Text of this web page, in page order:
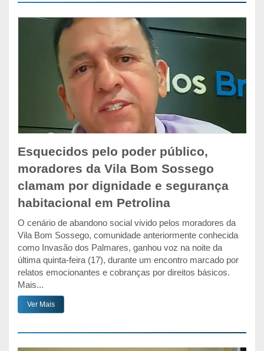
Esquecidos pelo poder público,
moradores da Vila Bom Sossego
clamam por dignidade e segurança
habitacional em Petrolina
O cenário de abandono social vivido pelos moradores da
Vila Bom Sossego, comunidade anteriormente conhecida
como Invasão dos Palmares, ganhou voz na noite da
última quinta-feira (17), durante um encontro marcado por
relatos emocionantes e cobranças por direitos básicos.
Mais...
Ver Mais